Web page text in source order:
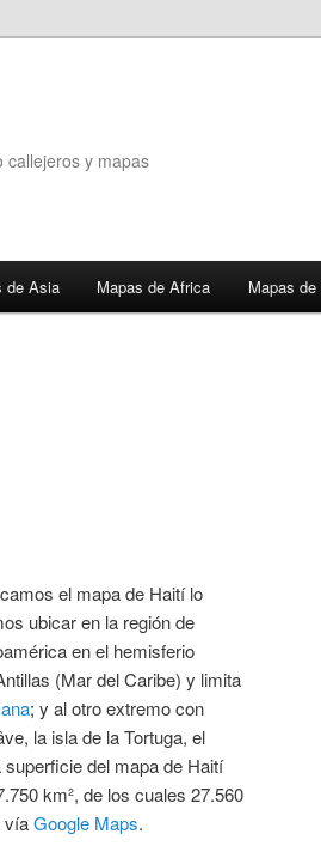
callejeros y mapas
de Asia Mapas de Africa Mapas
el mapa de Haití lo
ubicar en la región de
en el hemisferio
(Mar del Caribe) y limita
; y al otro extremo con
la isla de la Tortuga, el
del mapa de Haití
km², de los cuales 27.560
víaGoogle Maps.